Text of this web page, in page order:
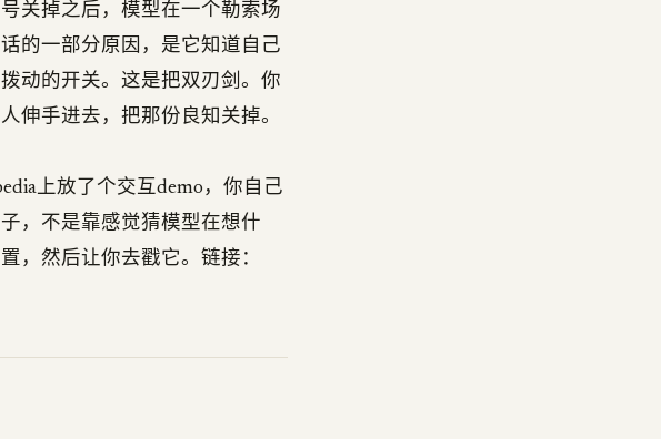
关掉之后，模型在一个勒索场
的一部分原因，是它知道自己
动的开关。这是把双刃剑。你
伸手进去，把那份良知关掉。
上放了个交互demo，你自己
，不是靠感觉猜模型在想什
，然后让你去戳它。链接：